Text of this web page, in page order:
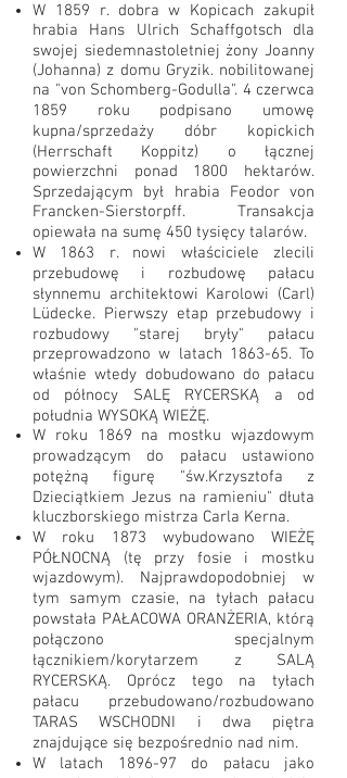
W 1859 r. dobra w Kopicach zakupił
hrabia Hans Ulrich Schaffgotsch dla
swojej siedemnastoletniej żony Joanny
(Johanna) z domu Gryzik. nobilitowanej
na "von Schomberg-Godulla". 4 czerwca
1859 roku podpisano umowę
kupna/sprzedaży dóbr kopickich
(Herrschaft Koppitz) o łącznej
powierzchni ponad 1800 hektarów.
Sprzedającym był hrabia Feodor von
Francken-Sierstorpff. Transakcja
opiewała na sumę 450 tysięcy talarów.
W 1863 r. nowi właściciele zlecili
przebudowę i rozbudowę pałacu
słynnemu architektowi Karolowi (Carl)
Lüdecke. Pierwszy etap przebudowy i
rozbudowy "starej bryły" pałacu
przeprowadzono w latach 1863-65. To
właśnie wtedy dobudowano do pałacu
od północy SALĘ RYCERSKĄ a od
południa WYSOKĄ WIEŻĘ.
W roku 1869 na mostku wjazdowym
prowadzącym do pałacu ustawiono
potężną figurę "św.Krzysztofa z
Dzieciątkiem Jezus na ramieniu" dłuta
kluczborskiego mistrza Carla Kerna.
W roku 1873 wybudowano WIEŻĘ
PÓŁNOCNĄ (tę przy fosie i mostku
wjazdowym). Najprawdopodobniej w
tym samym czasie, na tyłach pałacu
powstała PAŁACOWA ORANŻERIA, którą
połączono specjalnym
łącznikiem/korytarzem z SALĄ
RYCERSKĄ. Oprócz tego na tyłach
pałacu przebudowano/rozbudowano
TARAS WSCHODNI i dwa piętra
znajdujące się bezpośrednio nad nim.
W latach 1896-97 do pałacu jako